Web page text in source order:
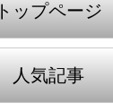
トップページ
人気記事